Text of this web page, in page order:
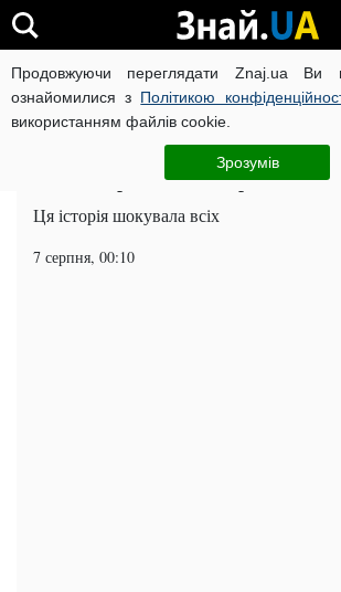
Продовжуючи переглядати Znaj.ua Ви
ознайомилися з Політикою
використанням файлів cookie.
Зрозумів
ВІЙНА РОСІЇ ПРОТИ УКРАЇНИ
Жінка народила від мертвого
Ця історія шокувала всіх
7 серпня, 00:10